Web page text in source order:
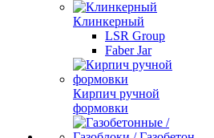
Клинкерный
LSR Group
Faber Jar
Кирпич ручной
формовки